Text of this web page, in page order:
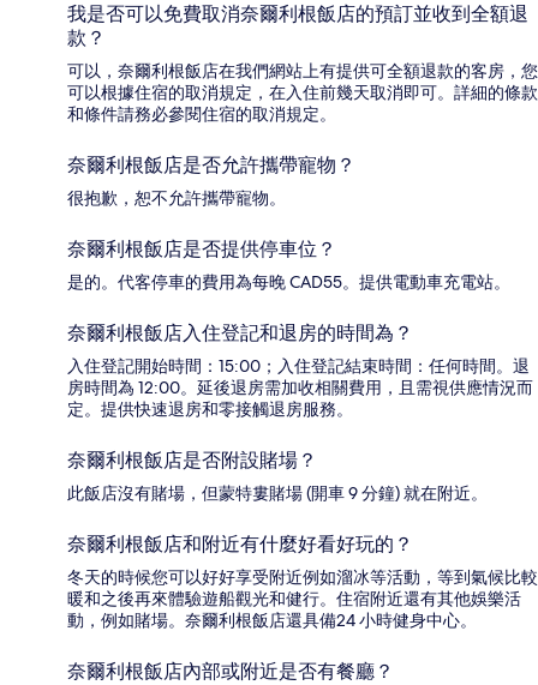
我是否可以免費取消奈爾利根飯店的預訂並收到全額退
款？
可以，奈爾利根飯店在我們網站上有提供可全額退款的客房，您
可以根據住宿的取消規定，在入住前幾天取消即可。詳細的條款
和條件請務必參閱住宿的取消規定。
奈爾利根飯店是否允許攜帶寵物？
很抱歉，恕不允許攜帶寵物。
奈爾利根飯店是否提供停車位？
是的。代客停車的費用為每晚 CAD55。提供電動車充電站。
奈爾利根飯店入住登記和退房的時間為？
入住登記開始時間：15:00；入住登記結束時間：任何時間。退
房時間為 12:00。延後退房需加收相關費用，且需視供應情況而
定。提供快速退房和零接觸退房服務。
奈爾利根飯店是否附設賭場？
此飯店沒有賭場，但蒙特婁賭場 (開車 9 分鐘) 就在附近。
奈爾利根飯店和附近有什麼好看好玩的？
冬天的時候您可以好好享受附近例如溜冰等活動，等到氣候比較
暖和之後再來體驗遊船觀光和健行。住宿附近還有其他娛樂活
動，例如賭場。奈爾利根飯店還具備24 小時健身中心。
奈爾利根飯店內部或附近是否有餐廳？